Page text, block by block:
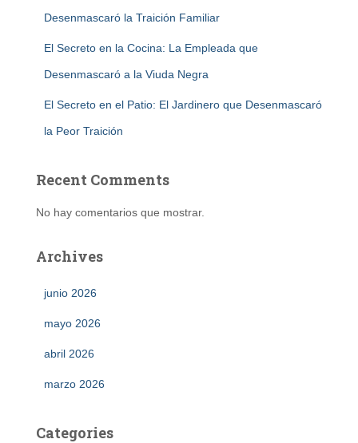
Desenmascaró la Traición Familiar
El Secreto en la Cocina: La Empleada que
Desenmascaró a la Viuda Negra
El Secreto en el Patio: El Jardinero que Desenmascaró
la Peor Traición
Recent Comments
No hay comentarios que mostrar.
Archives
junio 2026
mayo 2026
abril 2026
marzo 2026
Categories